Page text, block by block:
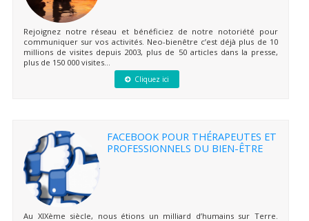
Rejoignez notre réseau et bénéficiez de notre notoriété pour
communiquer sur vos activités. Neo-bienêtre c’est déjà plus de 10
millions de visites depuis 2003, plus de 50 articles dans la presse,
plus de 150 000 visites...
Cliquez ici
FACEBOOK POUR THÉRAPEUTES ET
PROFESSIONNELS DU BIEN-ÊTRE
Au XIXème siècle, nous étions un milliard d’humains sur Terre.